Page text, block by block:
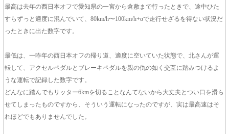
最高は去年の西日本オフで愛知県の一宮から倉敷まで行ったときで、途中ひた
すらずっと適度に混んでいて、80km/h〜100km/h+αで走行せざるを得ない状況だ
ったときに出た数字です。
最低は、一昨年の西日本オフの帰り道、適度に空いていた状態で、北さんが運
転して、アクセルペダルとブレーキペダルを親の仇の如く交互に踏みつけるよ
うな運転で記録した数字です。
どんなに踏んでもリッター6kmを切ることなんてないから大丈夫とつい口を滑ら
せてしまったものですから、そういう運転になったのですが、実は最高速はそ
れほどでもありませんでした。